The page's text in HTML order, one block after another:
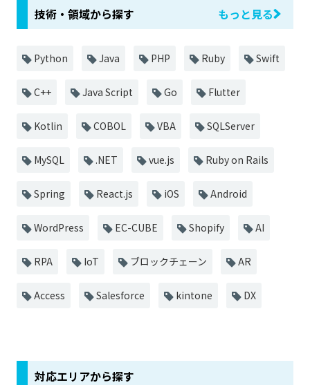
技術・領域から探す もっと見る
Python Java PHP Ruby Swift
C++ Java Script Go Flutter
Kotlin COBOL VBA SQLServer
MySQL .NET vue.js Ruby on Rails
Spring React.js iOS Android
WordPress EC-CUBE Shopify AI
RPA IoT ブロックチェーン AR
Access Salesforce kintone DX
対応エリアから探す